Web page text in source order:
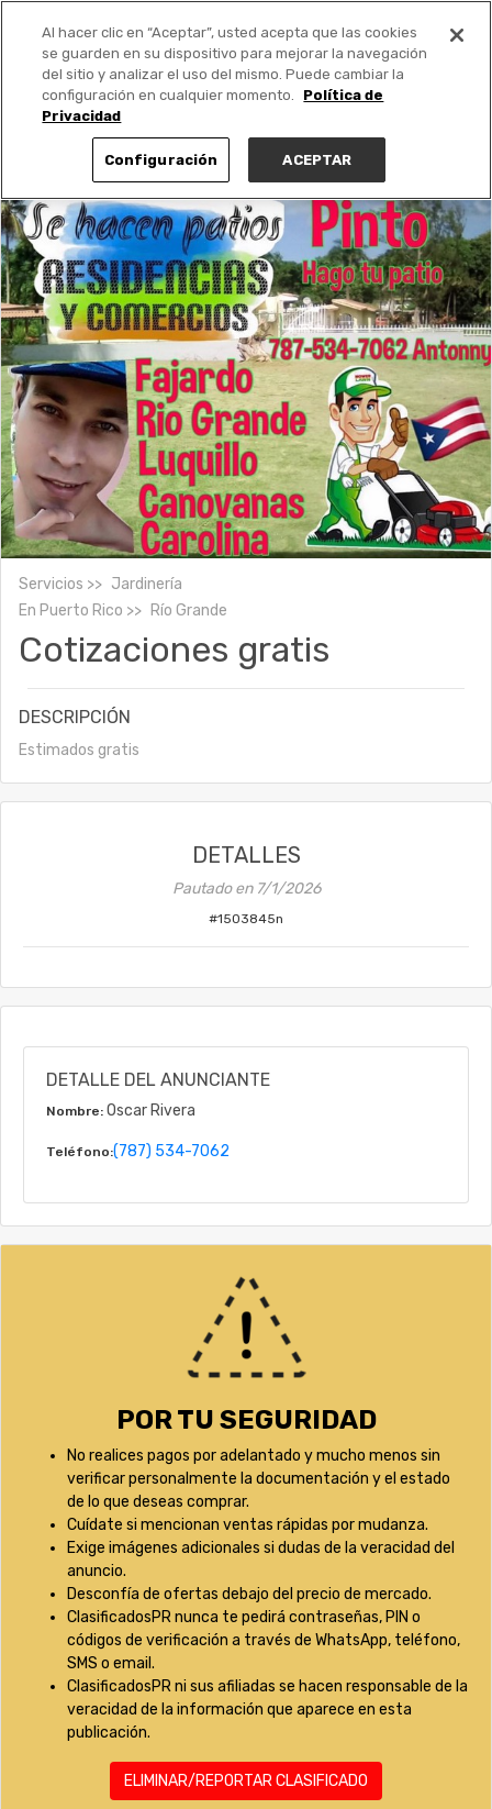
PUBLICA GRATIS +
Servicios
Jardinería
En Puerto Rico Río Grande
Cotizaciones gratis
DESCRIPCIÓN
Estimados gratis
DETALLES
Pautado en 7/1/2026
#1503845n
DETALLE DEL ANUNCIANTE
Nombre: Oscar Rivera
Teléfono:(787) 534-7062
POR TU SEGURIDAD
No realices pagos por adelantado y mucho menos sin
verificar personalmente la documentación y el estado
de lo que deseas comprar.
Cuídate si mencionan ventas rápidas por mudanza.
Exige imágenes adicionales si dudas de la veracidad del
anuncio.
Desconfía de ofertas debajo del precio de mercado.
ClasificadosPR nunca te pedirá contraseñas, PIN o
códigos de verificación a través de WhatsApp, teléfono,
SMS o email.
ClasificadosPR ni sus afiliadas se hacen responsable de la
veracidad de la información que aparece en esta
publicación.
ELIMINAR/REPORTAR CLASIFICADO
Al hacer clic en “Aceptar”, usted acepta que las cookies
se guarden en su dispositivo para mejorar la navegación
del sitio y analizar el uso del mismo. Puede cambiar la
configuración en cualquier momento.
Política de
Privacidad
Configuración ACEPTAR